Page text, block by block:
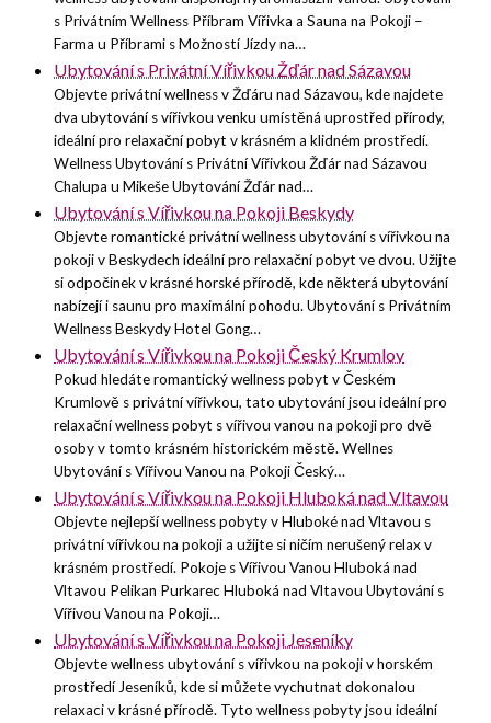
s Privátním Wellness Příbram Vířivka a Sauna na Pokoji –
Farma u Příbrami s Možností Jízdy na…
Ubytování s Privátní Vířivkou Žďár nad Sázavou
Objevte privátní wellness v Žďáru nad Sázavou, kde najdete
dva ubytování s vířivkou venku umístěná uprostřed přírody,
ideální pro relaxační pobyt v krásném a klidném prostředí.
Wellness Ubytování s Privátní Vířivkou Žďár nad Sázavou
Chalupa u Mikeše Ubytování Žďár nad…
Ubytování s Vířivkou na Pokoji Beskydy
Objevte romantické privátní wellness ubytování s vířivkou na
pokoji v Beskydech ideální pro relaxační pobyt ve dvou. Užijte
si odpočinek v krásné horské přírodě, kde některá ubytování
nabízejí i saunu pro maximální pohodu. Ubytování s Privátním
Wellness Beskydy Hotel Gong…
Ubytování s Vířivkou na Pokoji Český Krumlov
Pokud hledáte romantický wellness pobyt v Českém
Krumlově s privátní vířivkou, tato ubytování jsou ideální pro
relaxační wellness pobyt s vířivou vanou na pokoji pro dvě
osoby v tomto krásném historickém městě. Wellnes
Ubytování s Vířivou Vanou na Pokoji Český…
Ubytování s Vířivkou na Pokoji Hluboká nad Vltavou
Objevte nejlepší wellness pobyty v Hluboké nad Vltavou s
privátní vířivkou na pokoji a užijte si ničím nerušený relax v
krásném prostředí. Pokoje s Vířivou Vanou Hluboká nad
Vltavou Pelikan Purkarec Hluboká nad Vltavou Ubytování s
Vířivou Vanou na Pokoji…
Ubytování s Vířivkou na Pokoji Jeseníky
Objevte wellness ubytování s vířivkou na pokoji v horském
prostředí Jeseníků, kde si můžete vychutnat dokonalou
relaxaci v krásné přírodě. Tyto wellness pobyty jsou ideální